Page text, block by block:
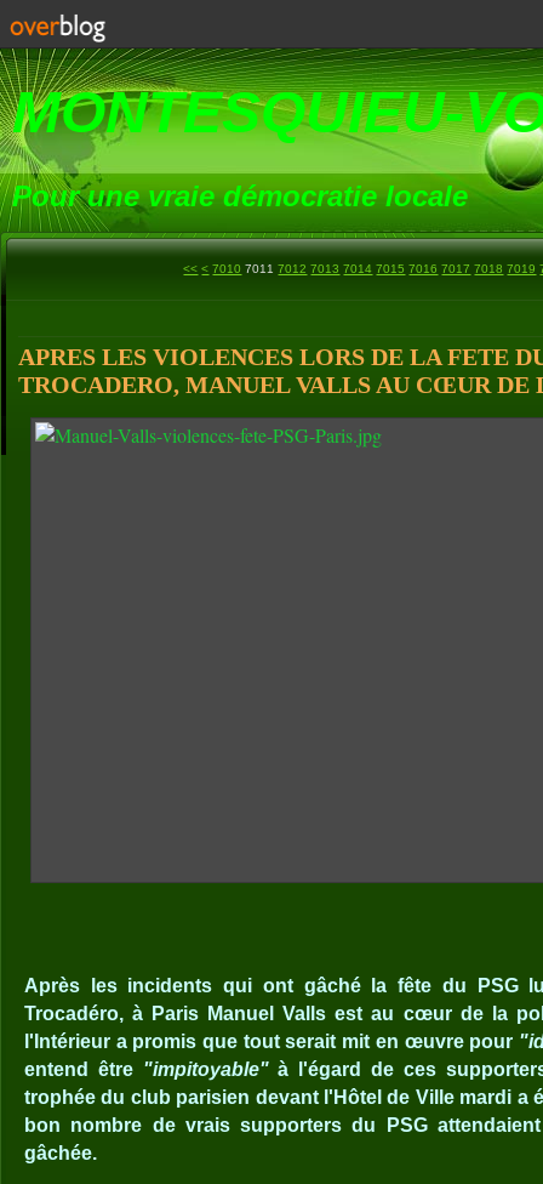
MONTESQUIEU-
Pour une vraie démocratie locale
<< < 7000
7010 7011 7012 7013 7014 7015 7016 7017 7018 7019
APRES LES VIOLENCES LORS DE LA FETE
TROCADERO, MANUEL VALLS AU CŒUR DE
Après les incidents qui ont gâché la fête du PSG
Trocadéro, à Paris Manuel Valls est au cœur de la
l'Intérieur a promis que tout serait mit en œuvre pour
entend être "impitoyable"à l'égard de ces
trophée du club parisien devant l'Hôtel de Ville mardi a
bon nombre de vrais supporters du PSG
gâchée.